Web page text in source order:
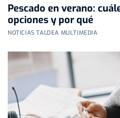
Pescado en verano:
opciones y por qué
NOTICIAS TALDEA MULTIMEDIA